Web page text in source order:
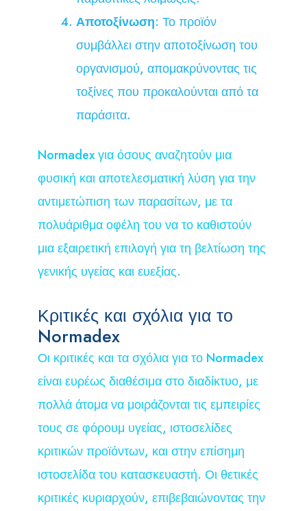
Αποτοξίνωση: Το προϊόν
συμβάλλει στην αποτοξίνωση του
οργανισμού, απομακρύνοντας τις
τοξίνες που προκαλούνται από τα
παράσιτα.
Normadex για όσους αναζητούν μια
φυσική και αποτελεσματική λύση για την
αντιμετώπιση των παρασίτων, με τα
πολυάριθμα οφέλη του να το καθιστούν
μια εξαιρετική επιλογή για τη βελτίωση της
γενικής υγείας και ευεξίας.
Κριτικές και σχόλια για το
Normadex
Οι κριτικές και τα σχόλια για το Normadex
είναι ευρέως διαθέσιμα στο διαδίκτυο, με
πολλά άτομα να μοιράζονται τις εμπειρίες
τους σε φόρουμ υγείας, ιστοσελίδες
κριτικών προϊόντων, και στην επίσημη
ιστοσελίδα του κατασκευαστή. Οι θετικές
κριτικές κυριαρχούν, επιβεβαιώνοντας την